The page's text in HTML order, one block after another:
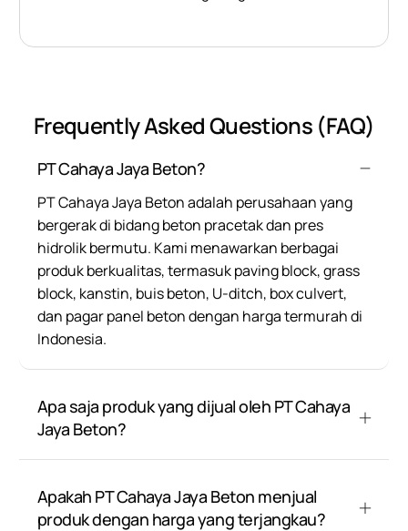
Frequently Asked Questions (FAQ)
PT Cahaya Jaya Beton?
PT Cahaya Jaya Beton adalah perusahaan yang
bergerak di bidang beton pracetak dan pres
hidrolik bermutu. Kami menawarkan berbagai
produk berkualitas, termasuk paving block, grass
block, kanstin, buis beton, U-ditch, box culvert,
dan pagar panel beton dengan harga termurah di
Indonesia.
Apa saja produk yang dijual oleh PT Cahaya
Jaya Beton?
Apakah PT Cahaya Jaya Beton menjual
produk dengan harga yang terjangkau?